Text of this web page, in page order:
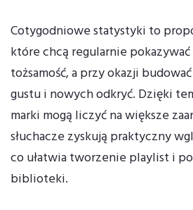
Cotygodniowe statystyki to
które chcą regularnie
tożsamość, a przy okazji
gustu i nowych odkryć. Dzięki
marki mogą liczyć na większe
słuchacze zyskują praktyczny
co ułatwia tworzenie playlist i
biblioteki.